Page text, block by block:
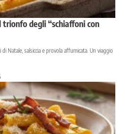
degli “schiaffoni con
Natale, salsiccia e provola affumicata. Un viaggio